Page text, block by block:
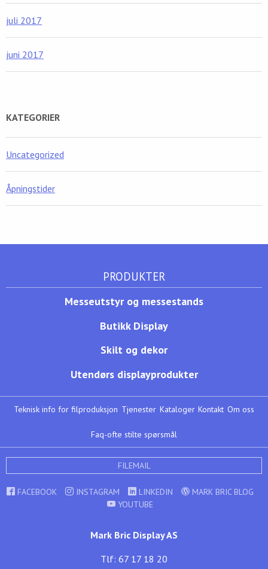
juli 2017
juni 2017
KATEGORIER
Uncategorized
Åpningstider
PRODUKTER
Messeutstyr og messestands
Butikk Display
Skilt og dekor
Utendørs displayprodukter
Teknisk info for filproduksjon Tjenester Kataloger Kontakt Om oss
Faq-ofte stilte spørsmål
FILEMAIL
FACEBOOK INSTAGRAM LINKEDIN
MARK BRIC BLOG
YOUTUBE
Mark Bric Display AS
Tlf: 67 17 18 20